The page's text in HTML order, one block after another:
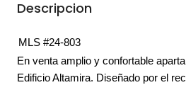
Descripcion
MLS #24-803
En venta amplio y confortable
Edificio Altamira. Diseñado por el